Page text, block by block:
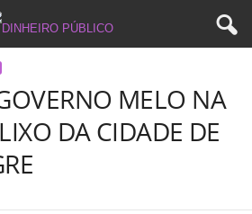
MELO NA
DA CIDADE DE